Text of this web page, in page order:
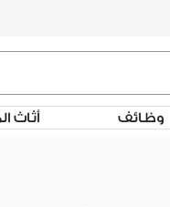
وظائف أثاث